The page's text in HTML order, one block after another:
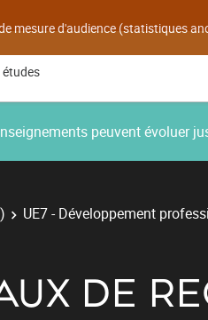
mesure d'audience (statistiques
études
peuvent évoluer
UE7 - Développement
DE